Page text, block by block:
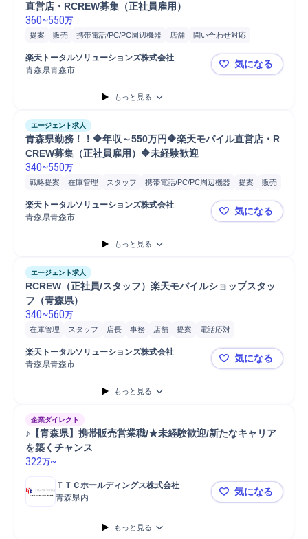
直営店・RCREW募集（正社員雇用）
360~550万
提案 販売 携帯電話/PC/PC周辺機器 店舗
問い合わせ対応
電話応対
楽天トータルソリューションズ株式会社
青森県青森市
【青森県勤
気になる
もっと見る
エージェント求人
青森県勤務！！🔶年収～550万円🔶楽天モバイル直営店・R
CREW募集（正社員雇用）🔶未経験歓迎
340~550万
戦略提案 在庫管理 スタッフ 携帯電話/PC/PC周辺機器 提案
販売
店長
楽天トータルソリューションズ株式会社
青森県青森市
青森県勤務
気になる
もっと見る
エージェント求人
RCREW（正社員/スタッフ）楽天モバイルショップスタッ
フ（青森県）
340~560万
在庫管理 スタッフ 店長 事務 店舗 提案
電話応対
問い合わせ対応
楽天トータルソリューションズ株式会社
青森県青森市
RCREW（
気になる
もっと見る
企業ダイレクト
♪【青森県】携帯販売営業職/★未経験歓迎/新たなキャリア
を築くチャンス
322万~
ＴＴＣホールディングス株式会社
青森県内
♪【青森県
気になる
もっと見る